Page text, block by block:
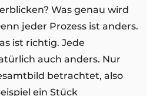
Was genau wird
jeder Prozess ist anders.
ist richtig. Jede
auch anders. Nur
betrachtet, also
ein Stück